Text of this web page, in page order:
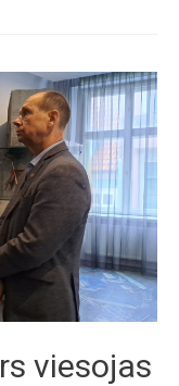
viesojas